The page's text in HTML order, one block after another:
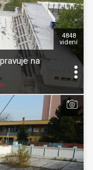
na
4848
videní